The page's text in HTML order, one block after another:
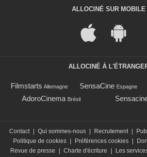
ALLOCINÉ SUR MOBILE
ALLOCINÉ À
Filmstarts Allemagne SensaCine Espagne
AdoroCinema Brésil
Contact Qui sommes-nous Recrutement
Politique de cookies
Préférences cookies
Revue de presse
Charte d'écriture Les